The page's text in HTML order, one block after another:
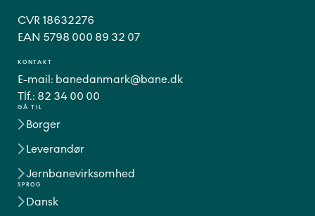
GÅ TIL
Borger
Leverandør
Jernbanevirksomhed
SPROG
Dansk
CVR 18632276
EAN 5798 000 89 32 07
KONTAKT
E-mail: banedanmark@bane.dk
Tlf.: 82 34 00 00